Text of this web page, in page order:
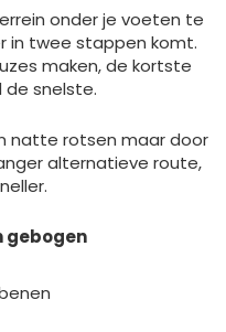
onder je voeten te
in twee stappen komt.
maken, de kortste
snelste.
natte rotsen maar door
alternatieve route,
gebogen